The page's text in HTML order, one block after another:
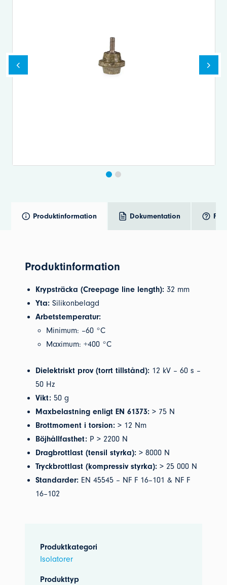
Produktinformation Dokumentation
Produktinformation
Krypsträcka (Creepage line length): 32 mm
Yta: Silikonbelagd
Arbetstemperatur:
Minimum: –60 °C
Maximum: +400 °C
Dielektriskt prov (torrt tillstånd): 12 kV – 60 s –
50 Hz
Vikt: 50 g
Maxbelastning enligt EN 61373: > 75 N
Brottmoment i torsion: > 12 Nm
Böjhållfasthet: P > 2200 N
Dragbrottlast (tensil styrka): > 8000 N
Tryckbrottlast (kompressiv styrka): > 25 000 N
Standarder: EN 45545 – NF F 16–101 & NF F
16–102
Produktkategori
Isolatorer
Produkttyp